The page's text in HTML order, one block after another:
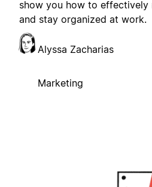
show you how to effectively
and stay organized at work.
Alyssa Zacharias
Marketing